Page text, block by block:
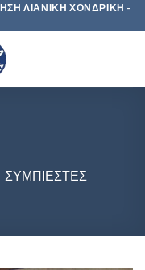
ΛΙΑΝΙΚΗ ΧΟΝΔΡΙΚΗ -
ΣΥΜΠΙΕΣΤΕΣ